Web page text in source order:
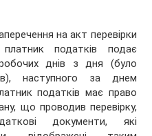
на акт перевірки
податків подає
днів з дня (було
наступного за днем
податків має право
що проводив перевірку,
документи, які